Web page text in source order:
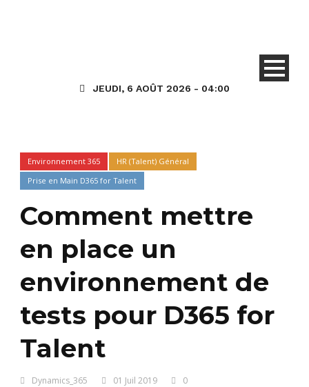
JEUDI, 6 AOÛT 2026 - 04:00
Environnement 365
HR (Talent) Général
Prise en Main D365 for Talent
Comment mettre
en place un
environnement de
tests pour D365 for
Talent
Dynamics_365 01 Juil 2019 0